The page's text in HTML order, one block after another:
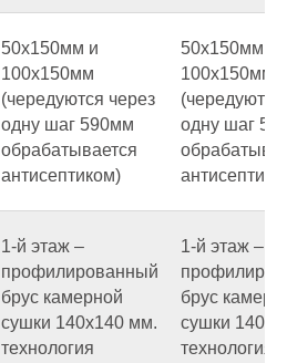
50х150мм и
100х150мм
(чередуются через
одну шаг 590мм
обрабатывается
антисептиком)
50х150мм и
100х150мм
(чередуются
одну шаг
1-й этаж –
профилированный
брус камерной
сушки 140х140 мм.
технология
1-й этаж –
брус
сушки
технология